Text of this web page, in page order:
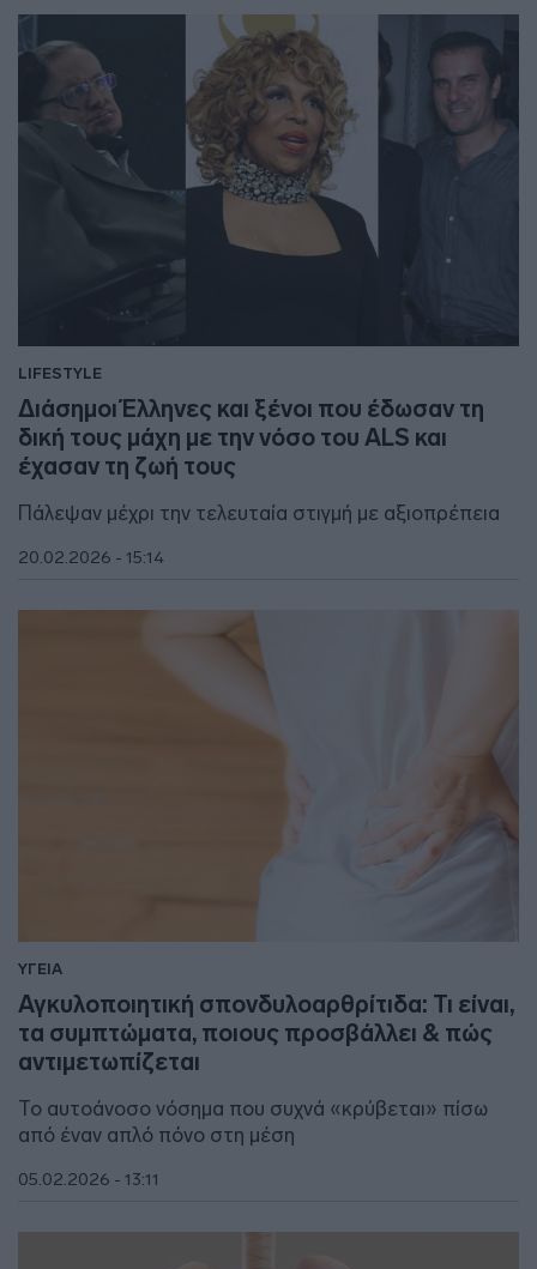
LIFESTYLE
Διάσημοι Έλληνες και ξένοι που έδωσαν τη
δική τους μάχη με την νόσο του ALS και
έχασαν τη ζωή τους
Πάλεψαν μέχρι την τελευταία στιγμή με αξιοπρέπεια
20.02.2026 - 15:14
ΥΓΕΙΑ
Αγκυλοποιητική σπονδυλοαρθρίτιδα: Τι είναι,
τα συμπτώματα, ποιους προσβάλλει & πώς
αντιμετωπίζεται
Το αυτοάνοσο νόσημα που συχνά «κρύβεται» πίσω
από έναν απλό πόνο στη μέση
05.02.2026 - 13:11